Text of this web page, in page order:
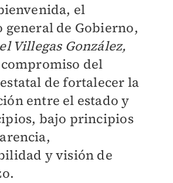
el
general de Gobierno,
Villegas González,
del
de fortalecer la
entre el estado y
bajo principios
y visión de